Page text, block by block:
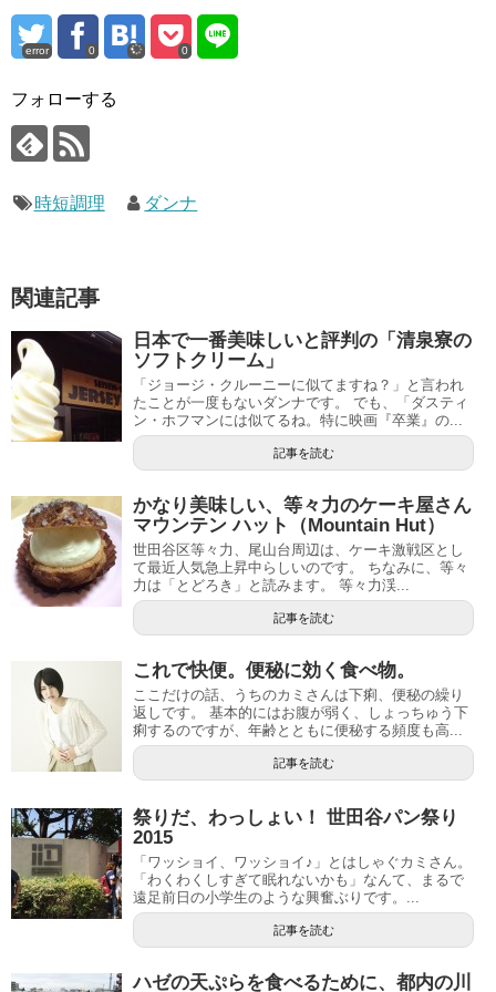
error 0 0
フォローする
時短調理 ダンナ
関連記事
日本で一番美味しいと評判の「清泉寮の
ソフトクリーム」
「ジョージ・クルーニーに似てますね？」と言われ
たことが一度もないダンナです。 でも、「ダスティ
ン・ホフマンには似てるね。特に映画『卒業』の...
記事を読む
かなり美味しい、等々力のケーキ屋さん
マウンテン ハット（Mountain Hut）
世田谷区等々力、尾山台周辺は、ケーキ激戦区とし
て最近人気急上昇中らしいのです。 ちなみに、等々
力は「とどろき」と読みます。 等々力渓...
記事を読む
これで快便。便秘に効く食べ物。
ここだけの話、うちのカミさんは下痢、便秘の繰り
返しです。 基本的にはお腹が弱く、しょっちゅう下
痢するのですが、年齢とともに便秘する頻度も高...
記事を読む
祭りだ、わっしょい！ 世田谷パン祭り
2015
「ワッショイ、ワッショイ♪」とはしゃぐカミさん。
「わくわくしすぎて眠れないかも」なんて、まるで
遠足前日の小学生のような興奮ぶりです。...
記事を読む
ハゼの天ぷらを食べるために、都内の川